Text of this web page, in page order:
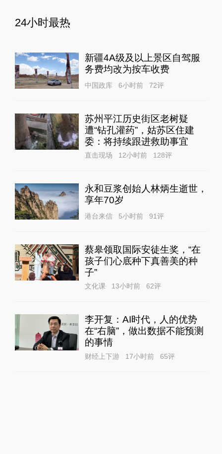
24小时最热
新疆4A级及以上景区自驾服
务费均改为按车收费
中国政库 6小时前 72评
苏州平江历史街区老树疑
遭“钻孔灌药”，姑苏区住建
委：将持续跟进救助事宜
直击现场 12小时前 128评
永和豆浆创始人林炳生逝世，
享年70岁
港台来信 5小时前 91评
蔡皋领取国际安徒生奖，“在
孩子们心底种下真善美的种
子”
文化课 13小时前 62评
李开复：AI时代，人的优势
在“右脑”，做出数据不能预测
的事情
财经上下游 17小时前 65评